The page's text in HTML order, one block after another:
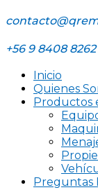
+56 9 8408 8262
Inicio
Quienes
Productos
Preguntas